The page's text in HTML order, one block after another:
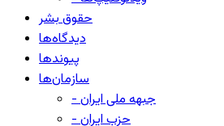
حقوق بشر
دیدگاه‌ها
پیوندها
سازمان‌ها
- جبهه ملی ایران
- حزب ایران